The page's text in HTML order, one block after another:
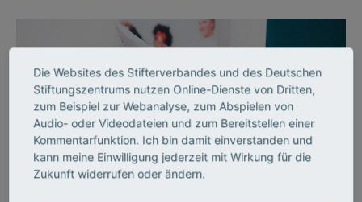
Die Websites des Stifterverbandes und des Deutschen
Stiftungszentrums nutzen Online-Dienste von Dritten,
zum Beispiel zur Webanalyse, zum Abspielen von
Audio- oder Videodateien und zum Bereitstellen einer
Kommentarfunktion. Ich bin damit einverstanden und
kann meine Einwilligung jederzeit mit Wirkung für die
Zukunft widerrufen oder ändern.